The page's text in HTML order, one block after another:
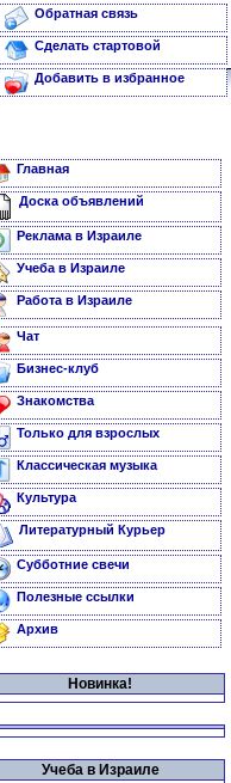
Обратная связь
Сделать стартовой
Добавить в избранное
Главная
Доска объявлений
Реклама в Израиле
Учеба в Израиле
Работа в Израиле
Чат
Бизнес-клуб
Знакомства
Только для взрослых
Классическая музыка
Культура
Литературный Курьер
Субботние свечи
Полезные ссылки
Архив
Новинка!
Учеба в Израиле